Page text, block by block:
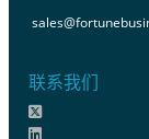
联系我们